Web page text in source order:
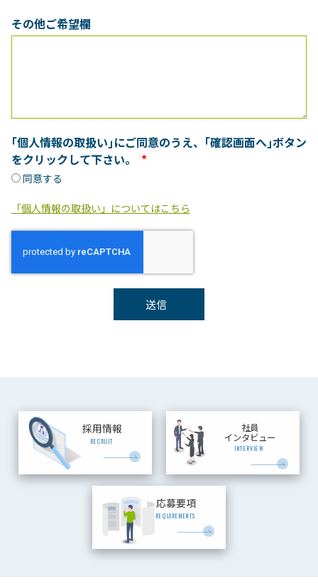
その他ご希望欄
｢個人情報の取扱い｣にご同意のうえ、｢確認画面へ｣ボタン
をクリックして下さい。
同意する
「個人情報の取扱い」についてはこちら
送信
採用情報
RECRUIT
社員
インタビュー
INTERVIEW
応募要項
REQUIREMENTS